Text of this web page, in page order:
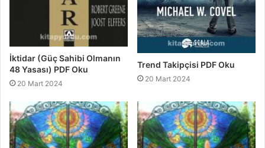
İktidar (Güç Sahibi Olmanın
48 Yasası) PDF Oku
20 Mart 2024
Trend Takipçisi PDF Oku
20 Mart 2024